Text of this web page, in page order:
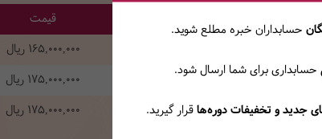
قیمت
165,000,000 ریال
14:00~ 18:00
175,000,000 ریال
09:00~ 13:00
1405/06/26
175,000,000 ریال
حسابداران خبره مطلع ‎شوید.
حسابداری برای شما ارسال شود.
جدید و تخفیفات دوره‌هاقرار گیرید.